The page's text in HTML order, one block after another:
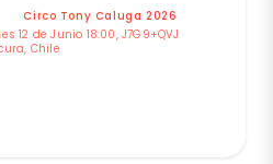
Circo Tony Caluga 2026
12 de Junio 18:00, J7G9+QVJ
Chile